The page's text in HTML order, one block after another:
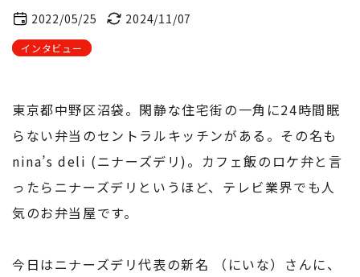
2022/05/25 2024/11/07
インタビュー
東京都中野区沼袋。閑静な住宅街の一角に24時間眠
らない弁当のセントラルキッチンがある。その名も
nina’s deli (ニナーズデリ)。カフェ飯のロケ弁と言
ったらニナーズデリというほど、テレビ業界でも人
気のお弁当屋です。
今日はニナーズデリ代表の新名 （にいな）さんに、